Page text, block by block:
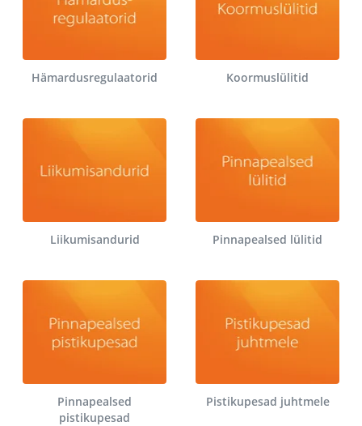
Hämardusregulaatorid Koormuslülitid
Liikumisandurid Pinnapealsed lülitid
Pinnapealsed
pistikupesad
Pistikupesad juhtmele